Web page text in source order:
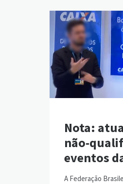
Nota:
não-
eventos
A Federação